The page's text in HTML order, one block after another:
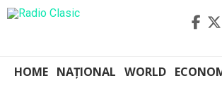
HOME NAȚIONAL WORLD